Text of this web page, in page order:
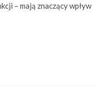
– mają znaczący wpływ